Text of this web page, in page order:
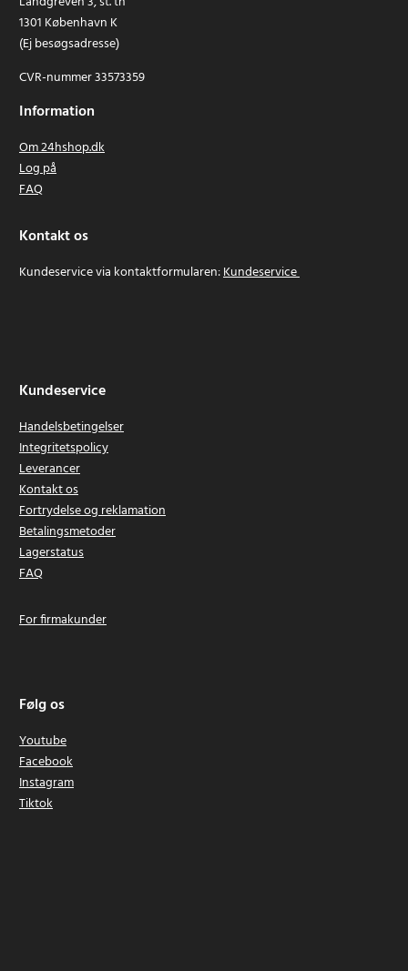
1301 København K
(Ej besøgsadresse)
CVR-nummer 33573359
Information
Om 24hshop.dk
Log på
FAQ
Kontakt os
Kundeservice via kontaktformularen:Kundeservice
Kundeservice
Handelsbetingelser
Integritetspolicy
Leverancer
Kontakt os
Fortrydelse og reklamation
Betalingsmetoder
Lagerstatus
FAQ
For firmakunder
Følg os
Youtube
Facebook
Instagram
Tiktok